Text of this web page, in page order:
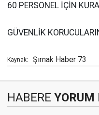
60 PERSONEL İÇİN
GÜVENLİK
Kaynak: Şırnak Haber 73
HABERE YORUM